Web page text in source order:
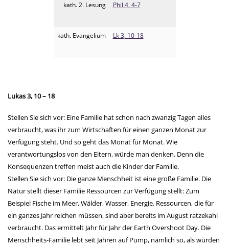
kath. 2. Lesung
kath. Evangelium
Phil 4, 4-7
Lk 3, 10-18
Lukas 3, 10 – 18
Stellen Sie sich vor: Eine Familie hat schon nach zwanzig Tagen alles
verbraucht, was ihr zum Wirtschaften für einen ganzen Monat zur
Verfügung steht. Und so geht das Monat für Monat. Wie
verantwortungslos von den Eltern, würde man denken. Denn die
Konsequenzen treffen meist auch die Kinder der Familie.
Stellen Sie sich vor: Die ganze Menschheit ist eine große Familie. Die
Natur stellt dieser Familie Ressourcen zur Verfügung stellt: Zum
Beispiel Fische im Meer, Wälder, Wasser, Energie. Ressourcen, die für
ein ganzes Jahr reichen müssen, sind aber bereits im August ratzekahl
verbraucht. Das ermittelt Jahr für Jahr der Earth Overshoot Day. Die
Menschheits-Familie lebt seit Jahren auf Pump, nämlich so, als würden